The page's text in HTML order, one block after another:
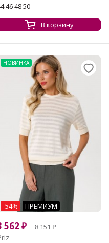
46 48 50
В корзину
НОВИНКА
-54% ПРЕМИУМ
562 ₽ 8 151₽